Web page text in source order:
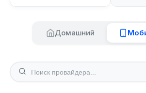
Домашний